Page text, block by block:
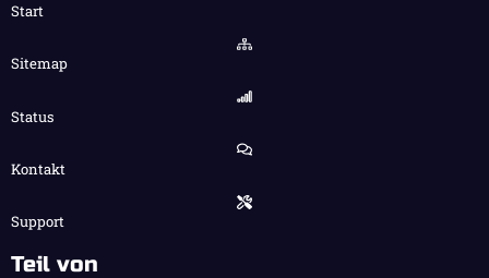
Start
Sitemap
Status
Kontakt
Support
Teil von